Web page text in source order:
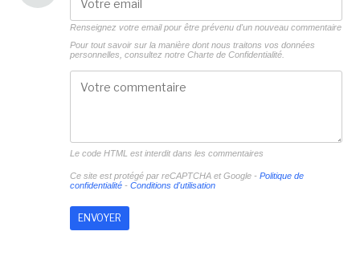
Renseignez votre email pour être prévenu d'un nouveau commentaire
Pour tout savoir sur la manière dont nous traitons vos données
personnelles, consultez notre Charte de Confidentialité.
Le code HTML est interdit dans les commentaires
Ce site est protégé par reCAPTCHA et Google - Politique de
confidentialité- Conditions d'utilisation